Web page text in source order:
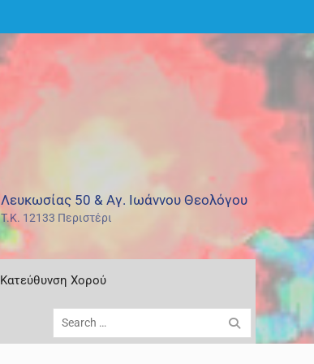
Λευκωσίας 50 & Αγ. Ιωάννου Θεολόγου
T.K. 12133 Περιστέρι
Κατεύθυνση Χορού
Search
for: